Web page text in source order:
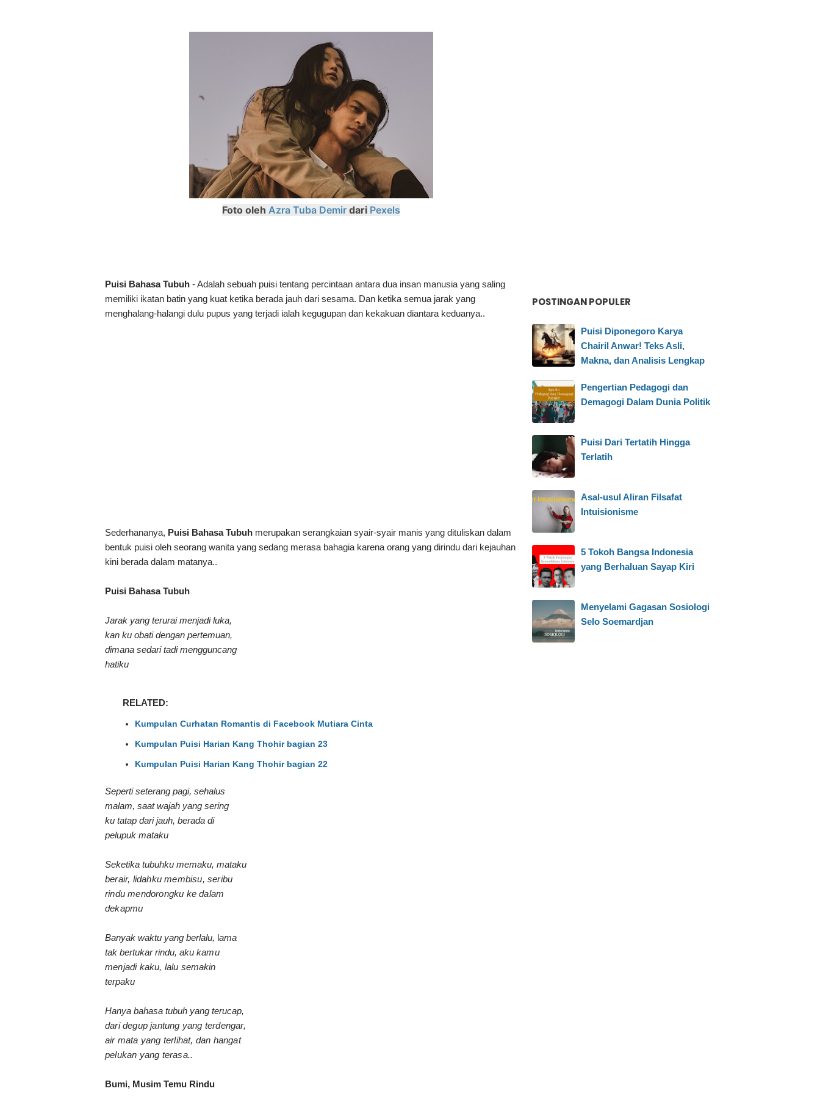
Foto oleh Azra Tuba Demirdari Pexels
Puisi Bahasa Tubuh - Adalah sebuah puisi tentang percintaan antara dua insan manusia yang saling
memiliki ikatan batin yang kuat ketika berada jauh dari sesama. Dan ketika semua jarak yang
menghalang-halangi dulu pupus yang terjadi ialah kegugupan dan kekakuan diantara keduanya..
Sederhananya, Puisi Bahasa Tubuh merupakan serangkaian syair-syair manis yang dituliskan dalam
bentuk puisi oleh seorang wanita yang sedang merasa bahagia karena orang yang dirindu dari kejauhan
kini berada dalam matanya..
Puisi Bahasa Tubuh
Jarak yang terurai menjadi luka,
kan ku obati dengan pertemuan,
dimana sedari tadi mengguncang
hatiku
RELATED:
Kumpulan Curhatan Romantis di Facebook Mutiara Cinta
Kumpulan Puisi Harian Kang Thohir bagian 23
Kumpulan Puisi Harian Kang Thohir bagian 22
Seperti seterang pagi, sehalus
malam, saat wajah yang sering
ku tatap dari jauh, berada di
pelupuk mataku
Seketika tubuhku memaku, mataku
berair, lidahku membisu, seribu
rindu mendorongku ke dalam
dekapmu
Banyak waktu yang berlalu, lama
tak bertukar rindu, aku kamu
menjadi kaku, lalu semakin
terpaku
Hanya bahasa tubuh yang terucap,
dari degup jantung yang terdengar,
air mata yang terlihat, dan hangat
pelukan yang terasa..
Bumi, Musim Temu Rindu
POSTINGAN POPULER
Puisi Diponegoro Karya
Chairil Anwar! Teks Asli,
Makna, dan Analisis Lengkap
Pengertian Pedagogi dan
Demagogi Dalam Dunia Politik
Puisi Dari Tertatih Hingga
Terlatih
Asal-usul Aliran Filsafat
Intuisionisme
5 Tokoh Bangsa Indonesia
yang Berhaluan Sayap Kiri
Menyelami Gagasan Sosiologi
Selo Soemardjan